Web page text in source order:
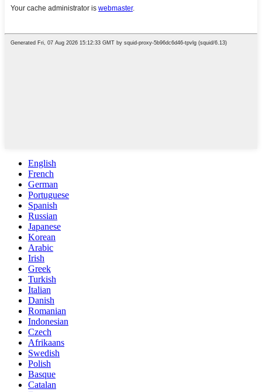
English
French
German
Portuguese
Spanish
Russian
Japanese
Korean
Arabic
Irish
Greek
Turkish
Italian
Danish
Romanian
Indonesian
Czech
Afrikaans
Swedish
Polish
Basque
Catalan